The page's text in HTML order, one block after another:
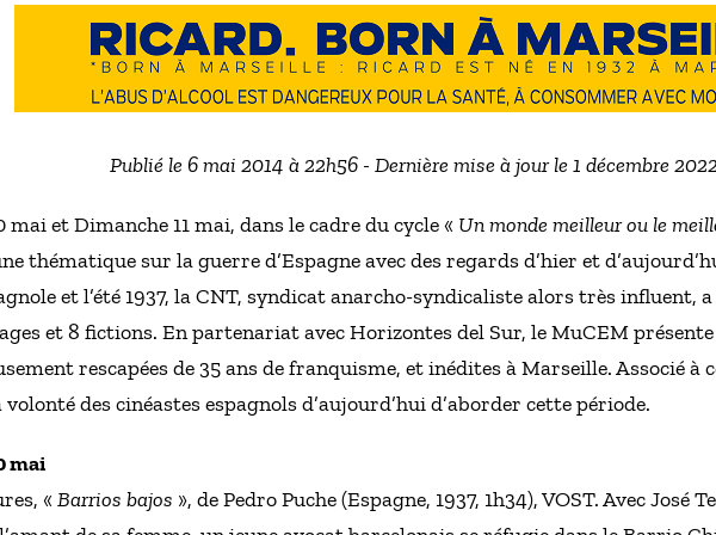
Publié le 6 mai 2014 à 22h56 - Dernière mise à jour le 1 décembre
mai et Dimanche 11 mai, dans le cadre du cycle « Un monde meilleur ou le
thématique sur la guerre d’Espagne avec des regards d’hier et
et l’été 1937, la CNT, syndicat anarcho-syndicaliste alors très influent,
et 8 fictions. En partenariat avec Horizontes del Sur, le MuCEM
rescapées de 35 ans de franquisme, et inédites à Marseille. Associé à
des cinéastes espagnols d’aujourd’hui d’aborder cette période.
mai
« Barrios bajos », de Pedro Puche (Espagne, 1937, 1h34), VOST. Avec José